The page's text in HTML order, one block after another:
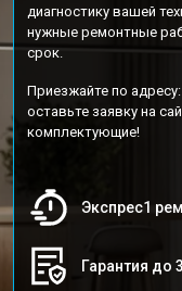
диагностику вашей
нужные ремонтные
срок.
Приезжайте по
оставьте заявку на
комплектующие!
Экспрес1
Гарантия до